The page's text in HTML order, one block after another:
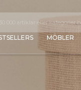
MÖBLER